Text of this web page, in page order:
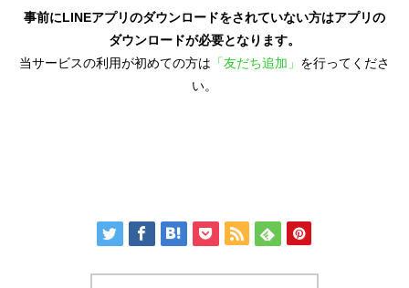
事前にLINEアプリのダウンロードをされていない方はアプリの
ダウンロードが必要となります。
当サービスの利用が初めての方は 「友だち追加」 を行ってくださ
い。